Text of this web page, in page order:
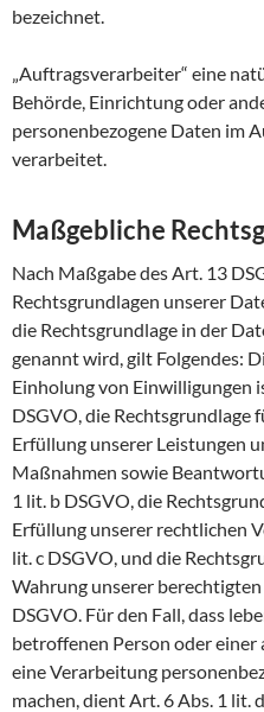
bezeichnet.
„Auftragsverarbeiter“ eine
Behörde, Einrichtung oder
personenbezogene Daten im
verarbeitet.
Maßgebliche
Nach Maßgabe des Art. 13
Rechtsgrundlagen unserer
die Rechtsgrundlage in der
genannt wird, gilt Folgendes:
Einholung von Einwilligungen
DSGVO, die Rechtsgrundlage
Erfüllung unserer Leistungen
Maßnahmen sowie
1 lit. b DSGVO, die
Erfüllung unserer rechtlichen
lit. c DSGVO, und die
Wahrung unserer
DSGVO. Für den Fall, dass
betroffenen Person oder
eine Verarbeitung
machen, dient Art. 6 Abs. 1 lit.